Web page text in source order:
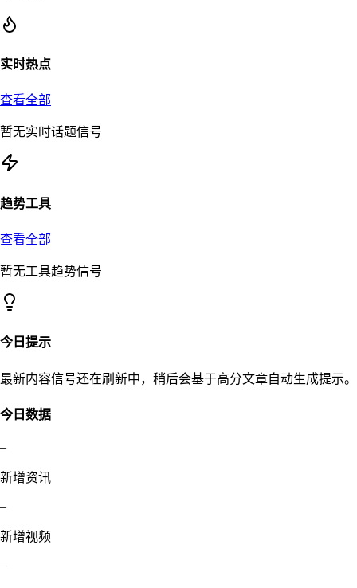
实时热点
查看全部
暂无实时话题信号
趋势工具
查看全部
暂无工具趋势信号
今日提示
最新内容信号还在刷新中，稍后会基于高分文章自动生成提示。
今日数据
–
新增资讯
–
新增视频
–